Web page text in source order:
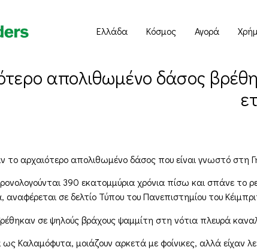
Ελλάδα Κόσμος Αγορά
απολιθωμένο δάσος
το αρχαιότερο απολιθωμένο δάσος που είναι γνωστό στη
390 εκατομμύρια χρόνια πίσω και σπάνε το
αναφέρεται σε δελτίο Τύπου του Πανεπιστημίου του
σε ψηλούς βράχους ψαμμίτη στη νότια πλευρά
Καλαμόφυτα, μοιάζουν αρκετά με φοίνικες, αλλά είχαν